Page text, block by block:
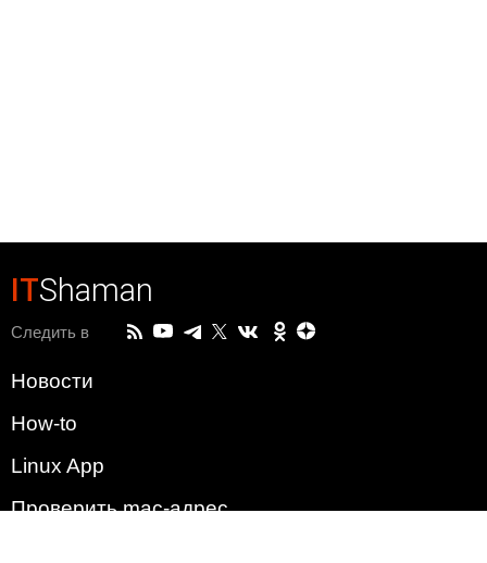
ITShaman
Следить в
Новости
How-to
Linux App
Проверить mac-адрес